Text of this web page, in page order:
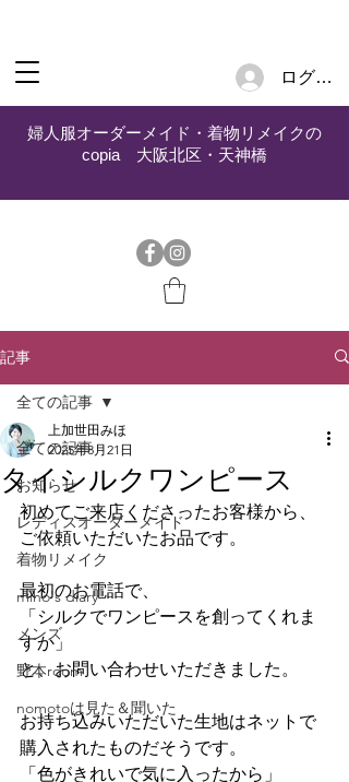
ログイン
婦人服オーダーメイド・着物リメイクの
copia 大阪北区・天神橋
記事
全ての記事
お知らせ
レディスオーダーメイド
着物リメイク
miho's diary
メンズ
野本room
nomotoは見た＆聞いた
全ての記事
タイシルクワンピース
上加世田みほ
2025年8月21日
初めてご来店くださったお客様から、
ご依頼いただいたお品です。
最初のお電話で、
「シルクでワンピースを創ってくれま
すか」
と、お問い合わせいただきました。
お持ち込みいただいた生地はネットで
購入されたものだそうです。
「色がきれいで気に入ったから」